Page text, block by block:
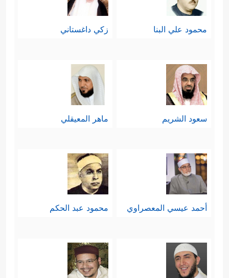
محمود علي البنا زكي داغستاني
سعود الشريم ماهر المعيقلي
أحمد عيسي المعصراوي محمود عبد الحكم